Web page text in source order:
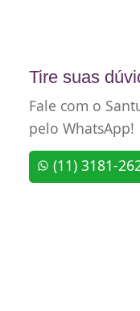
Tire suas
Fale com o
pelo WhatsApp!
(11) 3181-